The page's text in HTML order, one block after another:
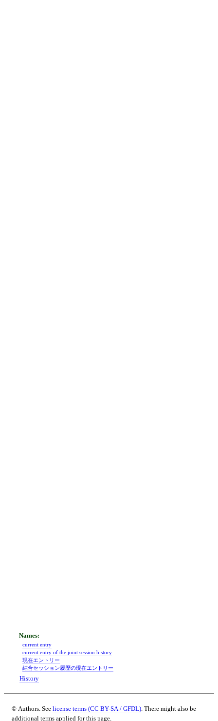
current entry
current entry of the joint session history
現在エントリー
結合セッション履歴の現在エントリー
History
© Authors. See license terms (CC BY-SA / GFDL)
additional terms applied for this page.